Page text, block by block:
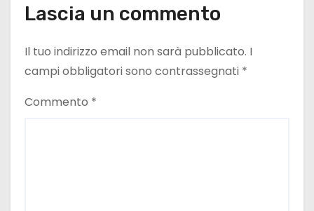
Lascia un commento
Il tuo indirizzo email non sarà pubblicato. I
campi obbligatori sono contrassegnati *
Commento *